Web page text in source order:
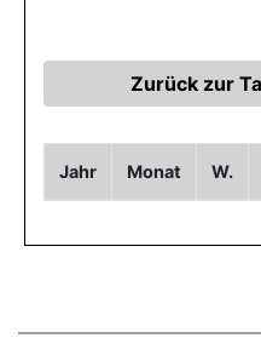
Jahr Monat W.